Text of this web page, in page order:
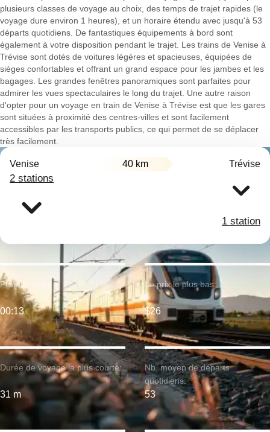
plusieurs classes de voyage au choix, des temps de trajet rapides (le
voyage dure environ 1 heures), et un horaire étendu avec jusqu'à 53
départs quotidiens. De fantastiques équipements à bord sont
également à votre disposition pendant le trajet. Les trains de Venise à
Trévise sont dotés de voitures légères et spacieuses, équipées de
sièges confortables et offrant un grand espace pour les jambes et les
bagages. Les grandes fenêtres panoramiques sont parfaites pour
admirer les vues spectaculaires le long du trajet. Une autre raison
d'opter pour un voyage en train de Venise à Trévise est que les gares
sont situées à proximité des centres-villes et sont facilement
accessibles par les transports publics, ce qui permet de se déplacer
très facilement.
Venise 40 km Trévise
2 stations
1 station
Durée de voyage la plus courte:
31 m
Premier train:
00:13
Le prix le plus bas:
$26
Nb. moyen de départs
quotidiens:
53